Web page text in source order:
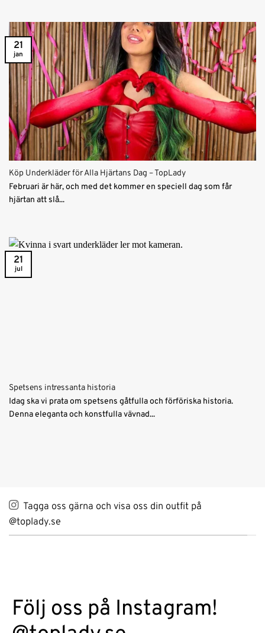
Köp Underkläder för Alla Hjärtans Dag – TopLady
Februari är här, och med det kommer en speciell dag som får
hjärtan att slå...
21
jan
Spetsens intressanta historia
Idag ska vi prata om spetsens gåtfulla och förföriska historia.
Denna eleganta och konstfulla vävnad...
21
jul
Tagga oss gärna och visa oss din outfit på
@toplady.se
Följ oss på Instagram!